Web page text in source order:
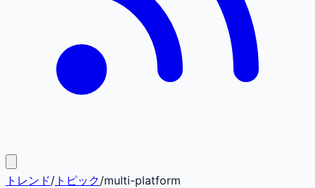
トレンド/ トピック/multi-platform